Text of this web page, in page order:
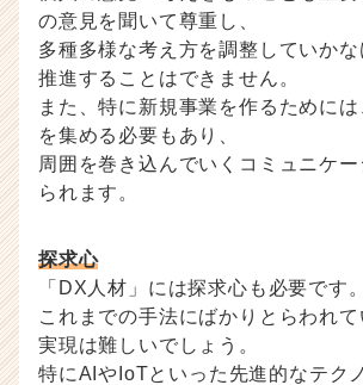
の意見を聞いて尊重し、
多種多様な考え方を調整していか
推進することはできません。
また、特に新規事業を作るために
を集める必要もあり、
周囲を巻き込んでいくコミュニケ
られます。
探求心
「DX人材」には探求心も必要です。
これまでの手法にばかりとらわれ
実現は難しいでしょう。
特にAIやIoTといった先進的なテク